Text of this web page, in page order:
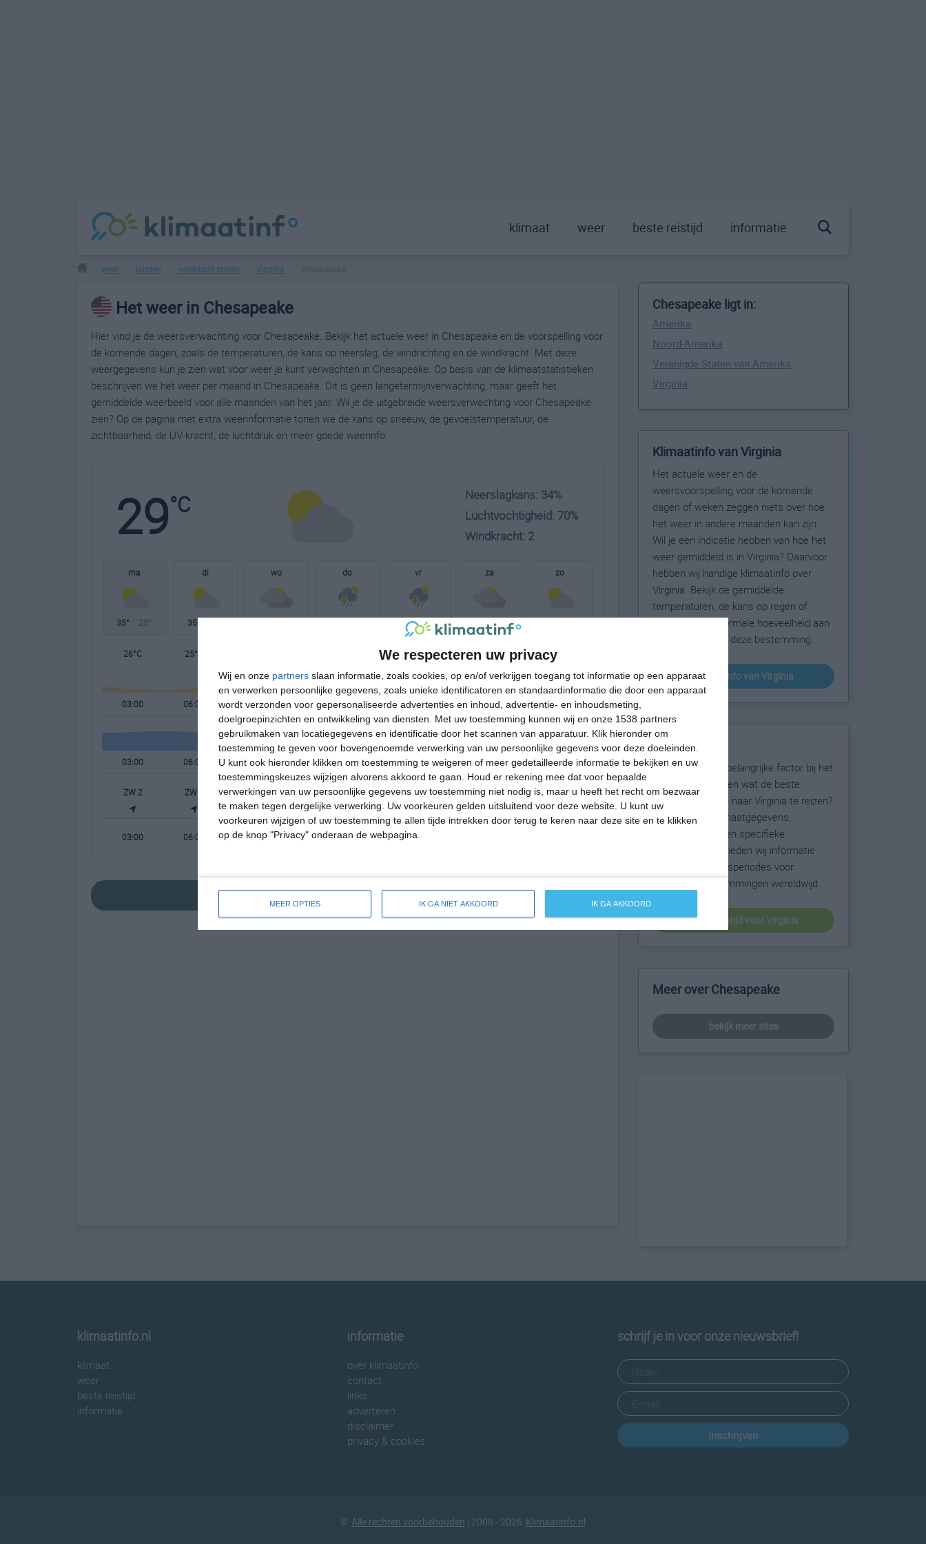
We respecteren uw privacy
Wij en onze partners slaan informatie, zoals cookies, op en/of verkrijgen toegang tot informatie op een apparaat
en verwerken persoonlijke gegevens, zoals unieke identificatoren en standaardinformatie die door een apparaat
wordt verzonden voor gepersonaliseerde advertenties en inhoud, advertentie- en inhoudsmeting,
doelgroepinzichten en ontwikkeling van diensten.
Met uw toestemming kunnen wij en onze 1538 partners
gebruikmaken van locatiegegevens en identificatie door het scannen van apparatuur. Klik hieronder om
toestemming te geven voor bovengenoemde verwerking van uw persoonlijke gegevens voor deze doeleinden.
U kunt ook hieronder klikken om toestemming te weigeren of meer gedetailleerde informatie te bekijken en uw
toestemmingskeuzes wijzigen alvorens akkoord te gaan.
Houd er rekening mee dat voor bepaalde
verwerkingen van uw persoonlijke gegevens uw toestemming niet nodig is, maar u heeft het recht om bezwaar
te maken tegen dergelijke verwerking. Uw voorkeuren gelden uitsluitend voor deze website. U kunt uw
voorkeuren wijzigen of uw toestemming te allen tijde intrekken door terug te keren naar deze site en te klikken
op de knop "Privacy" onderaan de webpagina.
MEER OPTIES IK GA NIET AKKOORD IK GA AKKOORD
klimaat weer beste reistijd informatie
weer landen verenigde staten virginia
Het weer in Chesapeake
Hier vind je de weersverwachting voor Chesapeake. Bekijk het actuele weer in Chesapeake en de voorspelling voor
de komende dagen, zoals de temperaturen, de kans op neerslag, de windrichting en de windkracht. Met deze
weergegevens kun je zien wat voor weer je kunt verwachten in Chesapeake. Op basis van de klimaatstatistieken
beschrijven we het weer per maand in Chesapeake. Dit is geen langetermijnverwachting, maar geeft het
gemiddelde weerbeeld voor alle maanden van het jaar. Wil je de uitgebreide weersverwachting voor Chesapeake
zien? Op de pagina met extra weerinformatie tonen we de kans op sneeuw, de gevoelstemperatuur, de
zichtbaarheid, de UV-kracht, de luchtdruk en meer goede weerinfo.
29°C
Neerslagkans: 34%
Luchtvochtigheid: 70%
Windkracht: 2
ma
35° 25°
di
35°
wo do vr
32° 24°
za
23°
zo
26°C 25°C 34°C 33°C 29°C 28°C
03:00 06:00 09:00 12:00 15:00 18:00 21:00 00:00
03:00 06:00 09:00 12:00 15:00 18:00 21:00 00:00
ZW 2 ZW 2 WZW 2 WZW 3 WZW 3 ZW 3 ZZW 2 ZW 2
03:00 06:00 09:00 12:00 15:00
bekijk de uitgebreide weersverwachting voor Chesapeake
Chesapeake ligt in:
Amerika
Noord-Amerika
Verenigde Staten van Amerika
Virginia
Klimaatinfo van Virginia
Het actuele weer en de
weersvoorspelling voor de komende
dagen of weken zeggen niets over hoe
het weer in andere maanden kan zijn.
Wil je een indicatie hebben van hoe het
weer gemiddeld is in Virginia? Daarvoor
hebben wij handige klimaatinfo over
Virginia. Bekijk de gemiddelde
temperaturen, de kans op regen of
sneeuw en de normale hoeveelheid aan
zonneschijn voor deze bestemming.
klimaatinfo van Virginia
Beste reistijd
Het weer is een belangrijke factor bij het
reizen. Wil je weten wat de beste
maanden zijn om naar Virginia te reizen?
Op basis van klimaatgegevens,
weersextremen en specifieke
weerinformatie bieden wij informatie
over de beste reisperiodes voor
duizenden bestemmingen wereldwijd.
beste reistijd voor Virginia
Meer over Chesapeake
bekijk meer sites
klimaatinfo.nl
klimaat
weer
beste reistijd
informatie
informatie
over klimaatinfo
contact
links
adverteren
disclaimer
privacy & cookies
schrijf je in voor onze nieuwsbrief!
Inschrijven
© Alle rechten voorbehouden | 2008 - 2026 Klimaatinfo.nl